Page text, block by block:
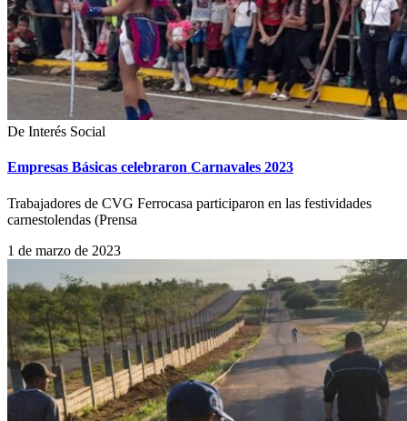
De Interés Social
Empresas Básicas celebraron Carnavales 2023
Trabajadores de CVG Ferrocasa participaron en las festividades
carnestolendas (Prensa
1 de marzo de 2023